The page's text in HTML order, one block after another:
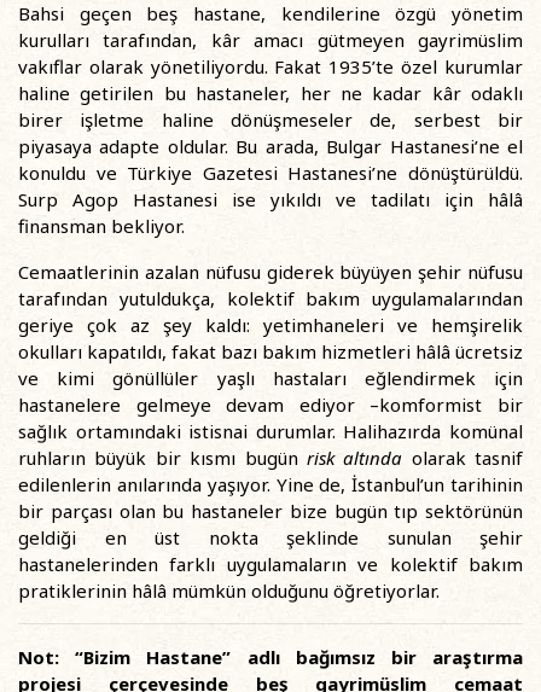
Bahsi geçen beş hastane, kendilerine özgü yönetim
kurulları tarafından, kâr amacı gütmeyen gayrimüslim
vakıflar olarak yönetiliyordu. Fakat 1935’te özel kurumlar
haline getirilen bu hastaneler, her ne kadar kâr odaklı
birer işletme haline dönüşmeseler de, serbest bir
piyasaya adapte oldular. Bu arada, Bulgar Hastanesi’ne el
konuldu ve Türkiye Gazetesi Hastanesi’ne dönüştürüldü.
Surp Agop Hastanesi ise yıkıldı ve tadilatı için hâlâ
finansman bekliyor.
Cemaatlerinin azalan nüfusu giderek büyüyen şehir nüfusu
tarafından yutuldukça, kolektif bakım uygulamalarından
geriye çok az şey kaldı: yetimhaneleri ve hemşirelik
okulları kapatıldı, fakat bazı bakım hizmetleri hâlâ ücretsiz
ve kimi gönüllüler yaşlı hastaları eğlendirmek için
hastanelere gelmeye devam ediyor –komformist bir
sağlık ortamındaki istisnai durumlar. Halihazırda komünal
ruhların büyük bir kısmı bugün risk altında olarak tasnif
edilenlerin anılarında yaşıyor. Yine de, İstanbul’un tarihinin
bir parçası olan bu hastaneler bize bugün tıp sektörünün
geldiği en üst nokta şeklinde sunulan şehir
hastanelerinden farklı uygulamaların ve kolektif bakım
pratiklerinin hâlâ mümkün olduğunu öğretiyorlar.
Not: “Bizim Hastane” adlı bağımsız bir araştırma
projesi çerçevesinde beş gayrimüslim cemaat